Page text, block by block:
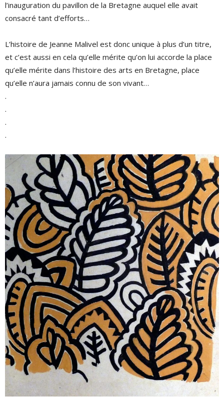
l’inauguration du pavillon de la Bretagne auquel elle avait
consacré tant d’efforts…
L’histoire de Jeanne Malivel est donc unique à plus d’un titre,
et c’est aussi en cela qu’elle mérite qu’on lui accorde la place
qu’elle mérite dans l’histoire des arts en Bretagne, place
qu’elle n’aura jamais connu de son vivant…
.
.
.
.